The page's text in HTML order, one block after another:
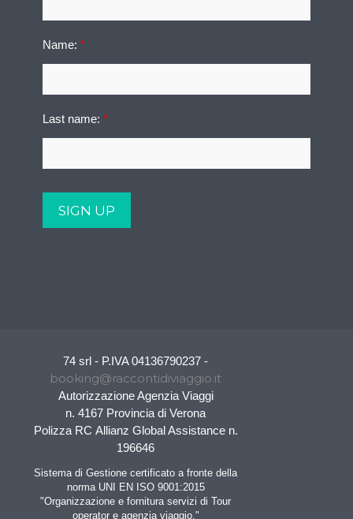
Name:*
Last name:*
74 srl - P.IVA 04136790237 -
booking@raccontidiviaggio.it
Autorizzazione Agenzia Viaggi
n. 4167 Provincia di Verona
Polizza RC Allianz Global Assistance n.
196646
Sistema di Gestione certificato a fronte della
norma UNI EN ISO 9001:2015
"Organizzazione e fornitura servizi di Tour
operator e agenzia viaggio."